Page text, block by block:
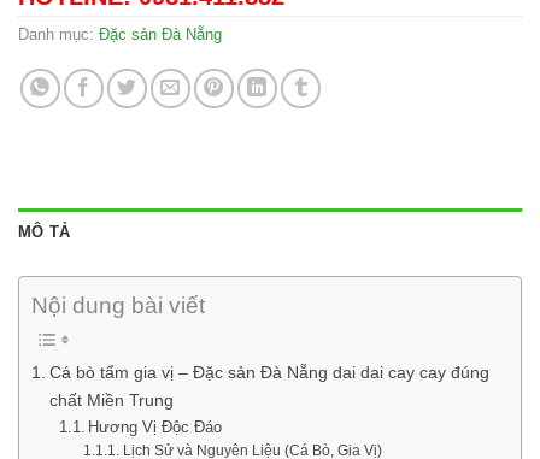
Danh mục: Đặc sản Đà Nẵng
MÔ TẢ
Nội dung bài viết
Cá bò tẩm gia vị – Đặc sản Đà Nẵng dai dai cay cay đúng
chất Miền Trung
Hương Vị Độc Đáo
Lịch Sử và Nguyên Liệu (Cá Bò, Gia Vị)